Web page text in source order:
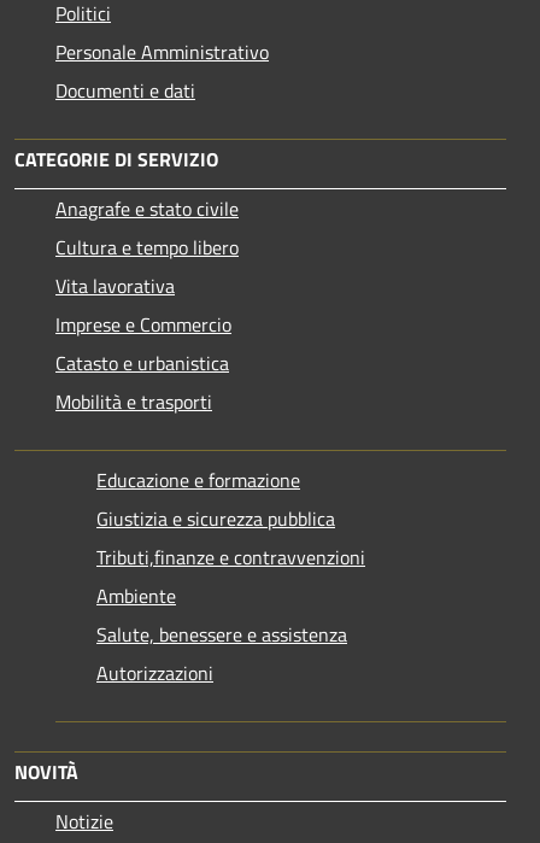
Politici
Personale Amministrativo
Documenti e dati
CATEGORIE DI SERVIZIO
Anagrafe e stato civile
Cultura e tempo libero
Vita lavorativa
Imprese e Commercio
Catasto e urbanistica
Mobilità e trasporti
Educazione e formazione
Giustizia e sicurezza pubblica
Tributi,finanze e contravvenzioni
Ambiente
Salute, benessere e assistenza
Autorizzazioni
NOVITÀ
Notizie